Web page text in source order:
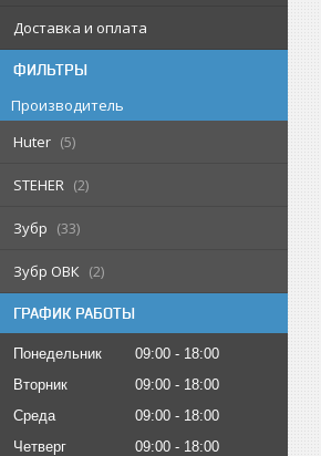
Доставка и оплата
ФИЛЬТРЫ
Производитель
Huter
5
STEHER 2
Зубр 33
Зубр ОВК 2
ГРАФИК РАБОТЫ
Понедельник 09:00
18:00
Вторник
09:00
18:00
Среда
09:00
18:00
Четверг
09:00
18:00